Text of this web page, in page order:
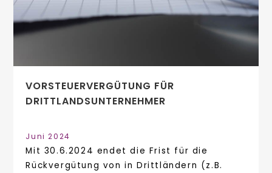
VORSTEUERVERGÜTUNG FÜR
DRITTLANDSUNTERNEHMER
Juni 2024
Mit 30.6.2024 endet die Frist für die
Rückvergütung von in Drittländern (z.B.